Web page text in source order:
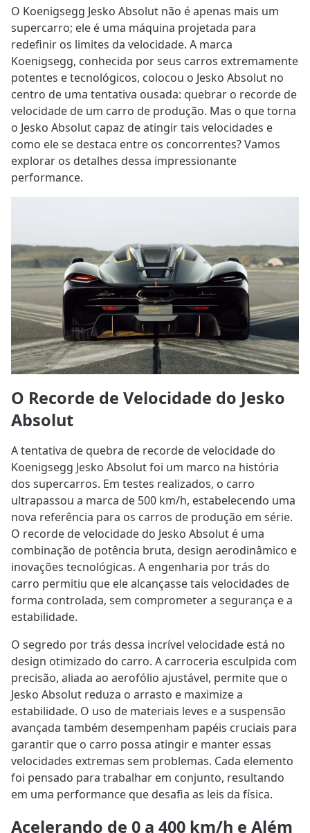
O Koenigsegg Jesko Absolut não é apenas mais um
supercarro; ele é uma máquina projetada para
redefinir os limites da velocidade. A marca
Koenigsegg, conhecida por seus carros extremamente
potentes e tecnológicos, colocou o Jesko Absolut no
centro de uma tentativa ousada: quebrar o recorde de
velocidade de um carro de produção. Mas o que torna
o Jesko Absolut capaz de atingir tais velocidades e
como ele se destaca entre os concorrentes? Vamos
explorar os detalhes dessa impressionante
performance.
O Recorde de Velocidade do Jesko
Absolut
A tentativa de quebra de recorde de velocidade do
Koenigsegg Jesko Absolut foi um marco na história
dos supercarros. Em testes realizados, o carro
ultrapassou a marca de 500 km/h, estabelecendo uma
nova referência para os carros de produção em série.
O recorde de velocidade do Jesko Absolut é uma
combinação de potência bruta, design aerodinâmico e
inovações tecnológicas. A engenharia por trás do
carro permitiu que ele alcançasse tais velocidades de
forma controlada, sem comprometer a segurança e a
estabilidade.
O segredo por trás dessa incrível velocidade está no
design otimizado do carro. A carroceria esculpida com
precisão, aliada ao aerofólio ajustável, permite que o
Jesko Absolut reduza o arrasto e maximize a
estabilidade. O uso de materiais leves e a suspensão
avançada também desempenham papéis cruciais para
garantir que o carro possa atingir e manter essas
velocidades extremas sem problemas. Cada elemento
foi pensado para trabalhar em conjunto, resultando
em uma performance que desafia as leis da física.
Acelerando de 0 a 400 km/h e Além